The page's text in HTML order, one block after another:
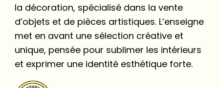
la décoration, spécialisé dans la vente
d’objets et de pièces artistiques. L’enseigne
met en avant une sélection créative et
unique, pensée pour sublimer les intérieurs
et exprimer une identité esthétique forte.